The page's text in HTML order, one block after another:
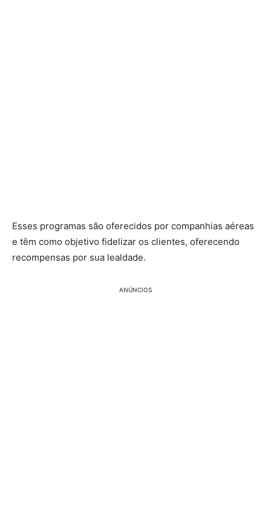
Esses programas são oferecidos por companhias aéreas
e têm como objetivo fidelizar os clientes, oferecendo
recompensas por sua lealdade.
ANÚNCIOS